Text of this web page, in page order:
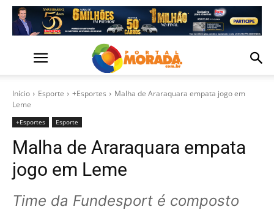
Início Esporte +Esportes
Malha de Araraquara empata jogo em
Leme
+Esportes Esporte
Malha de Araraquara empata
jogo em Leme
Time da Fundesport é composto